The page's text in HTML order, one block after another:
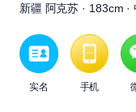
新疆 阿克苏 · 183cm ·
实名 手机